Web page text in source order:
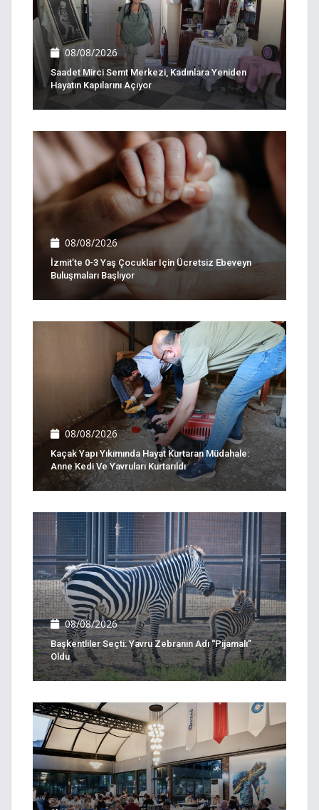
08/08/2026
Saadet Mirci Semt Merkezi, Kadınlara Yeniden
Hayatın Kapılarını Açıyor
08/08/2026
İzmit’te 0-3 Yaş Çocuklar Için Ücretsiz Ebeveyn
Buluşmaları Başlıyor
08/08/2026
Kaçak Yapı Yıkımında Hayat Kurtaran Müdahale:
Anne Kedi Ve Yavruları Kurtarıldı
08/08/2026
Başkentliler Seçti: Yavru Zebranın Adı “Pijamalı”
Oldu